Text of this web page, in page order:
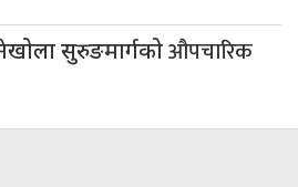
सुरुङमार्गकोऔपचारिक